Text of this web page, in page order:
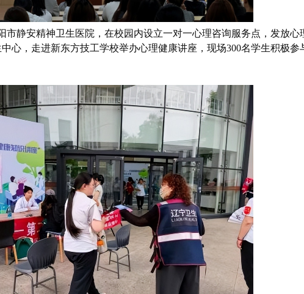
静安精神卫生医院，在校园内设立一对一心理咨询服务点，发放心
心，走进新东方技工学校举办心理健康讲座，现场300名学生积极参